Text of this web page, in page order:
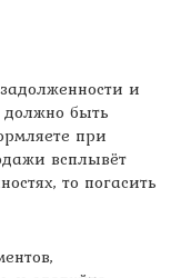
и
должно быть
при
всплывёт
то погасить